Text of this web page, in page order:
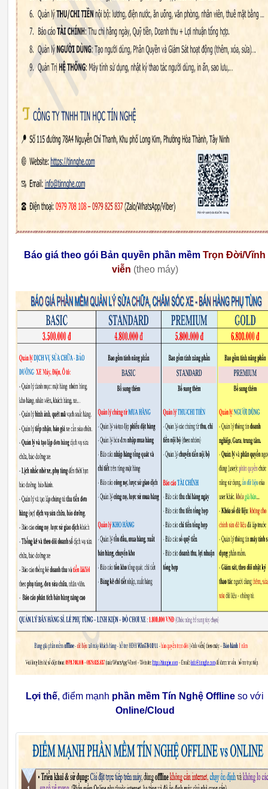
Báo giá theo gói Bản quyền phần mềmTrọn Đời/Vĩnh
viễn (theo máy)
Lợi thế, điểm mạnh phần mềm Tín Nghệ Offline so với
Online/Cloud